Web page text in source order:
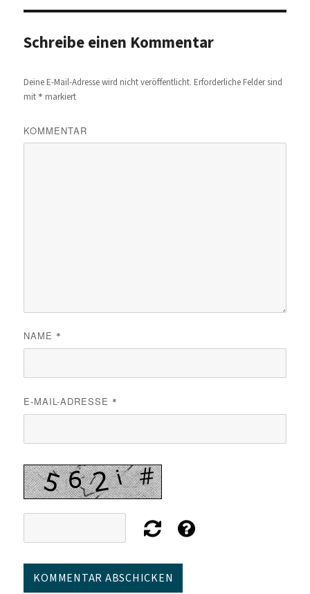
Schreibe einen Kommentar
Deine E-Mail-Adresse wird nicht veröffentlicht. Erforderliche Felder sind
mit * markiert
KOMMENTAR
NAME *
E-MAIL-ADRESSE *